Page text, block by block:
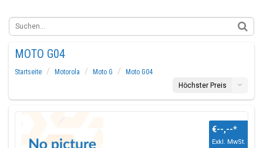
MOTO G04
Startseite Motorola Moto G
Moto G04
Höchster Preis
€--,--*
Exkl. MwSt.